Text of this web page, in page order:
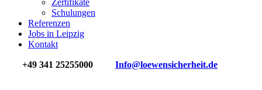
Zertifikate
Schulungen
Referenzen
Jobs in Leipzig
Kontakt
+49 341 25255000 Info@loewensicherheit.de